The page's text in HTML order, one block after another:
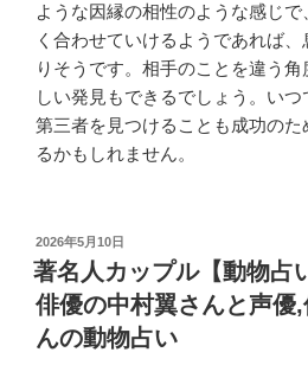
ような因縁の相性のような感じ
く合わせていけるようであれば
りそうです。相手のことを違う
しい発見もできるでしょう。い
第三者を見つけることも成功の
るかもしれません。
投
稿
日:
2026年5月10日
著名人カップル【動物占
俳優の中村翼さんと声優
んの動物占い